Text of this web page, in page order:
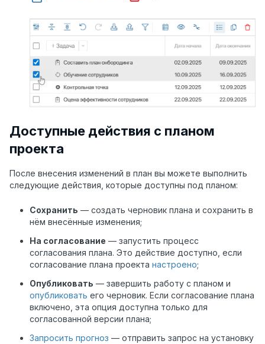
Доступные действия с планом
проекта
После внесения изменений в план вы можете выполнить
следующие действия, которые доступны под планом:
Сохранить — создать черновик плана и сохранить в
нём внесённые изменения;
На согласование — запустить процесс
согласования плана. Это действие доступно, если
согласование плана проекта настроено;
Опубликовать — завершить работу с планом и
опубликовать его черновик. Если согласование плана
включено, эта опция доступна только для
согласованной версии плана;
Запросить прогноз — отправить запрос на установку